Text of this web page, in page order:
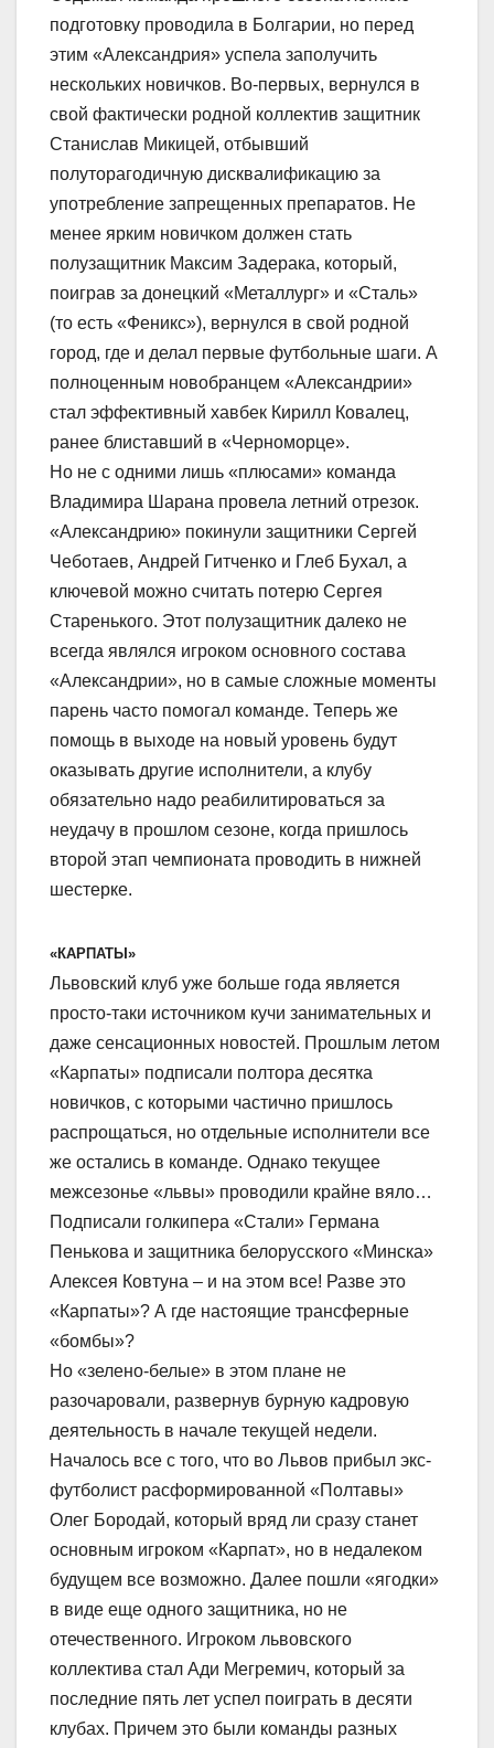
подготовку проводила в Болгарии, но перед
этим «Александрия» успела заполучить
нескольких новичков. Во-первых, вернулся в
свой фактически родной коллектив защитник
Станислав Микицей, отбывший
полуторагодичную дисквалификацию за
употребление запрещенных препаратов. Не
менее ярким новичком должен стать
полузащитник Максим Задерака, который,
поиграв за донецкий «Металлург» и «Сталь»
(то есть «Феникс»), вернулся в свой родной
город, где и делал первые футбольные шаги. А
полноценным новобранцем «Александрии»
стал эффективный хавбек Кирилл Ковалец,
ранее блиставший в «Черноморце».
Но не с одними лишь «плюсами» команда
Владимира Шарана провела летний отрезок.
«Александрию» покинули защитники Сергей
Чеботаев, Андрей Гитченко и Глеб Бухал, а
ключевой можно считать потерю Сергея
Старенького. Этот полузащитник далеко не
всегда являлся игроком основного состава
«Александрии», но в самые сложные моменты
парень часто помогал команде. Теперь же
помощь в выходе на новый уровень будут
оказывать другие исполнители, а клубу
обязательно надо реабилитироваться за
неудачу в прошлом сезоне, когда пришлось
второй этап чемпионата проводить в нижней
шестерке.
«КАРПАТЫ»
Львовский клуб уже больше года является
просто-таки источником кучи занимательных и
даже сенсационных новостей. Прошлым летом
«Карпаты» подписали полтора десятка
новичков, с которыми частично пришлось
распрощаться, но отдельные исполнители все
же остались в команде. Однако текущее
межсезонье «львы» проводили крайне вяло…
Подписали голкипера «Стали» Германа
Пенькова и защитника белорусского «Минска»
Алексея Ковтуна – и на этом все! Разве это
«Карпаты»? А где настоящие трансферные
«бомбы»?
Но «зелено-белые» в этом плане не
разочаровали, развернув бурную кадровую
деятельность в начале текущей недели.
Началось все с того, что во Львов прибыл экс-
футболист расформированной «Полтавы»
Олег Бородай, который вряд ли сразу станет
основным игроком «Карпат», но в недалеком
будущем все возможно. Далее пошли «ягодки»
в виде еще одного защитника, но не
отечественного. Игроком львовского
коллектива стал Ади Мегремич, который за
последние пять лет успел поиграть в десяти
клубах. Причем это были команды разных